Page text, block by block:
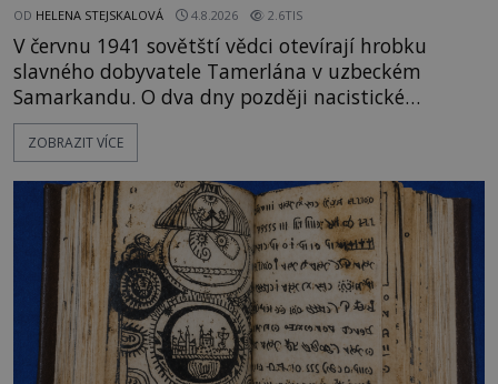
OD HELENA STEJSKALOVÁ 4.8.2026 2.6TIS
V červnu 1941 sovětští vědci otevírají hrobku
slavného dobyvatele Tamerlána v uzbeckém
Samarkandu. O dva dny později nacistické
Německo zahajuje operaci Barbarossa a napadá
Sovětský svaz. Shoda dat je natolik zarážející, že se
na legendě něco pravdy, nebo jde jen o fascinující
souhru okolností? Když antropolog Michail
Gerasimov (1907-1970) a
ZOBRAZIT VÍCE